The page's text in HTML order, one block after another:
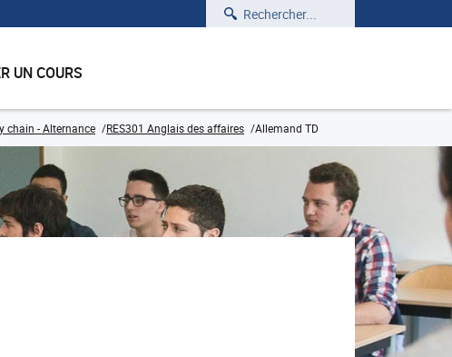
Rechercher
UN COURS
chain - Alternance RES301 Anglais des affaires Allemand TD